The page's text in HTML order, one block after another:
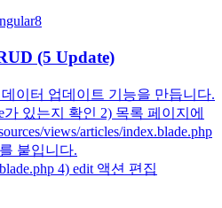
(5 Update)
이터 업데이트 기능을 만듭니다.
가 있는지 확인 2) 목록 페이지에
views/articles/index.blade.php
붙입니다.
4) edit 액션 편집